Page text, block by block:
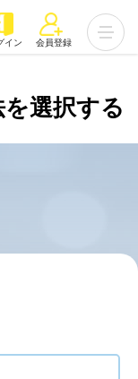
イン 会員登録
選択する